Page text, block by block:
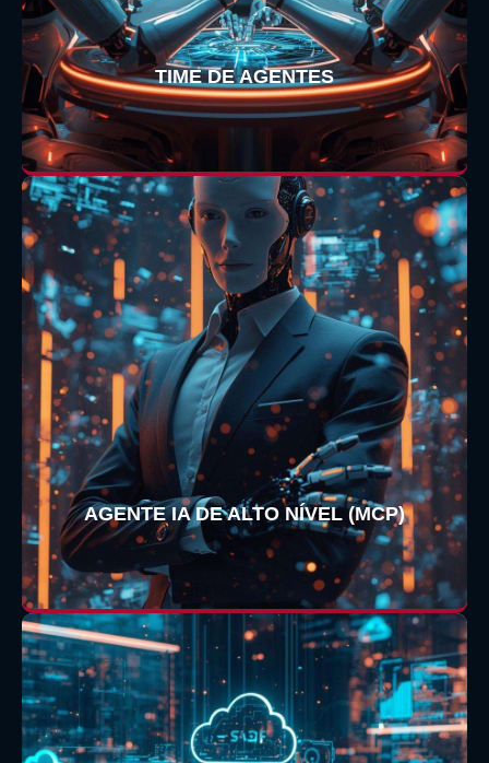
TIME DE AGENTES
AGENTE IA DE ALTO NÍVEL (MCP)